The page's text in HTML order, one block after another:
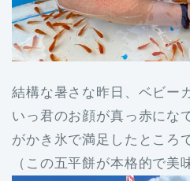
結構な暑さな昨日、ベビー
いっ君のお顔が真っ赤にな
がかき氷で満足したところ
（この五平餅が本格的で美